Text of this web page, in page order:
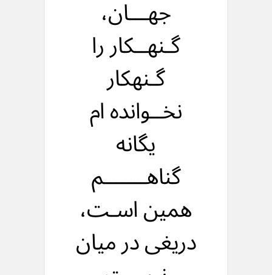
جهـــان،
گـنهــکار را
گـنهکار
نخــوانده ام
یگانه
گناهـــــــم
همین اسـت،
دریغی در میان